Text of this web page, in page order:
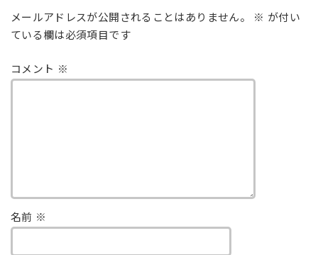
メールアドレスが公開されることはありません。 ※ が付い
ている欄は必須項目です
コメント ※
名前 ※